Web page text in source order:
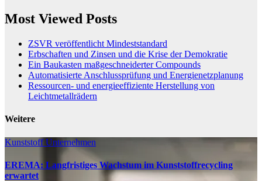
Most Viewed Posts
ZSVR veröffentlicht Mindeststandard
Erbschaften und Zinsen und die Krise der Demokratie
Ein Baukasten maßgeschneiderter Compounds
Automatisierte Anschlussprüfung und Energienetzplanung
Ressourcen- und energieeffiziente Herstellung von
Leichtmetallrädern
Weitere
KunststoffUnternehmen
EREMA: Langfristiges Wachstum im Kunststoffrecycling
erwartet